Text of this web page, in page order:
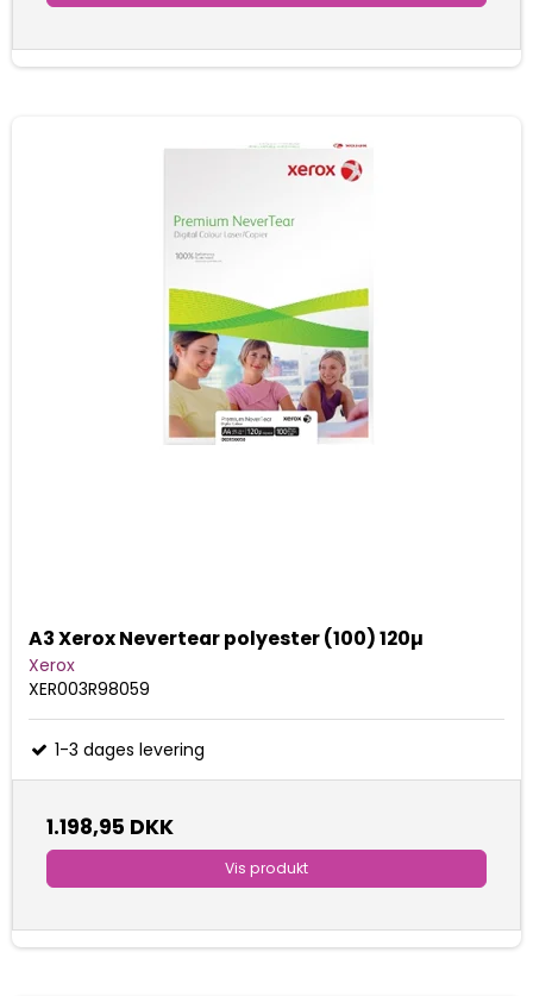
A3 Xerox Nevertear polyester (100) 120µ
Xerox
XER003R98059
1-3 dages levering
1.198,95 DKK
Vis produkt